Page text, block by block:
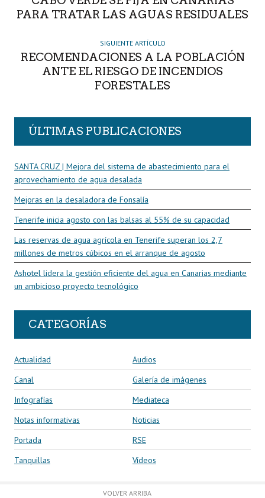
PARA TRATAR LAS AGUAS RESIDUALES
SIGUIENTE ARTÍCULO
RECOMENDACIONES A LA POBLACIÓN
ANTE EL RIESGO DE INCENDIOS
FORESTALES
ÚLTIMAS PUBLICACIONES
SANTA CRUZ | Mejora del sistema de abastecimiento para el
aprovechamiento de agua desalada
Mejoras en la desaladora de Fonsalía
Tenerife inicia agosto con las balsas al 55% de su capacidad
Las reservas de agua agrícola en Tenerife superan los 2,7
millones de metros cúbicos en el arranque de agosto
Ashotel lidera la gestión eficiente del agua en Canarias mediante
un ambicioso proyecto tecnológico
CATEGORÍAS
Actualidad
Audios
Canal
Galería de imágenes
Infografías
Mediateca
Notas informativas
Noticias
Portada
RSE
Tanquillas
Vídeos
VOLVER ARRIBA